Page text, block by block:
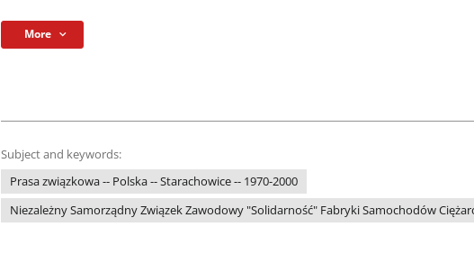
More
Subject and keywords:
Prasa związkowa -- Polska -- Starachowice -- 1970-2000
Niezależny Samorządny Związek Zawodowy "Solidarność" Fabryki Samochodów